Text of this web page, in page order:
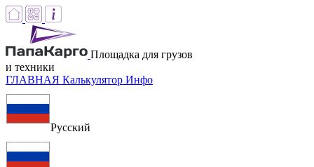
Площадка для грузов
и техники
ГЛАВНАЯ Калькулятор Инфо
Русский